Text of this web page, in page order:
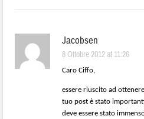
Jacobsen
8 Ottobre 2012 at 11:26
Caro Ciffo,
essere riuscito ad
tuo post è stato
deve essere stato